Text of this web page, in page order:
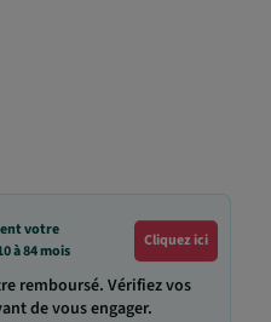
votre
à 84 mois
Cliquez ici
remboursé. Vérifiez vos
de vous engager.